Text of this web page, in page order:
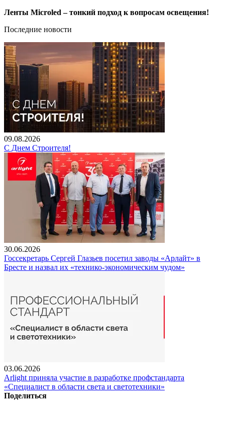
Ленты Microled – тонкий подход к вопросам освещения!
Последние новости
09.08.2026
С Днем Строителя!
30.06.2026
Госсекретарь Сергей Глазьев посетил заводы «Арлайт» в
Бресте и назвал их «технико-экономическим чудом»
03.06.2026
Arlight приняла участие в разработке профстандарта
«Специалист в области света и светотехники»
Поделиться